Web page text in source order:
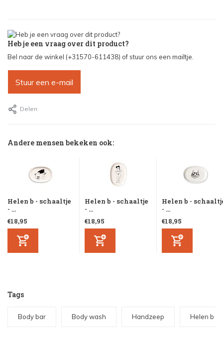
Heb je een vraag over dit product?
Bel naar de winkel (+31570-611438) of stuur ons een mailtje.
Stuur een e-mail
Delen
Andere mensen bekeken ook:
Helen b - schaaltje
- ...
€18,95
Helen b - schaaltje
- ...
€18,95
Helen b -
- ...
€18,95
Tags
Body bar Body wash Handzeep Helen b